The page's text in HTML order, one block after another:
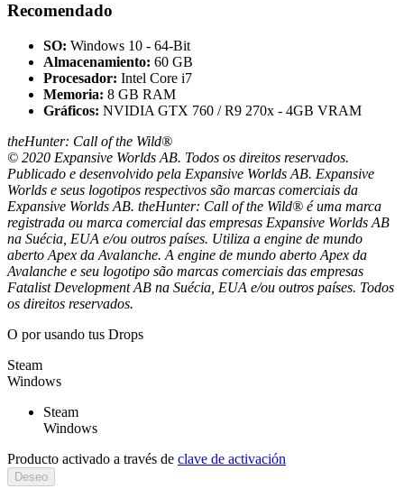
Recomendado
SO: Windows 10 - 64-Bit
Almacenamiento: 60 GB
Procesador: Intel Core i7
Memoria: 8 GB RAM
Gráficos: NVIDIA GTX 760 / R9 270x - 4GB VRAM
theHunter: Call of the Wild®
© 2020 Expansive Worlds AB. Todos os direitos reservados.
Publicado e desenvolvido pela Expansive Worlds AB. Expansive
Worlds e seus logotipos respectivos são marcas comerciais da
Expansive Worlds AB. theHunter: Call of the Wild® é uma marca
registrada ou marca comercial das empresas Expansive Worlds AB
na Suécia, EUA e/ou outros países. Utiliza a engine de mundo
aberto Apex da Avalanche. A engine de mundo aberto Apex da
Avalanche e seu logotipo são marcas comerciais das empresas
Fatalist Development AB na Suécia, EUA e/ou outros países. Todos
os direitos reservados.
O porusando tus Drops
Steam
Windows
Steam
Windows
Producto activado a través de clave de activación
Deseo